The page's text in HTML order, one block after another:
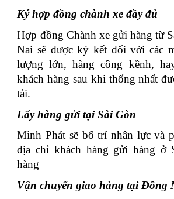
Ký hợp đồng chành xe đầy đủ
Hợp đồng Chành xe gửi hàng từ
Nai sẽ được ký kết đối với các
lượng lớn, hàng cồng kềnh,
khách hàng sau khi thống nhất
tải.
Lấy hàng gửi tại Sài Gòn
Minh Phát sẽ bố trí nhân lực và
địa chỉ khách hàng gửi hàng ở
hàng
Vận chuyển giao hàng tại Đồng